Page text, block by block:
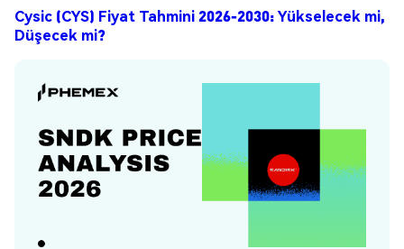
Cysic (CYS) Fiyat Tahmini 2026-2030: Yükselecek mi,
Düşecek mi?